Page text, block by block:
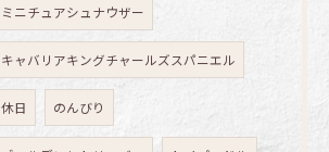
ミニチュアシュナウザー
キャバリアキングチャールズスパニエル
休日 のんびり